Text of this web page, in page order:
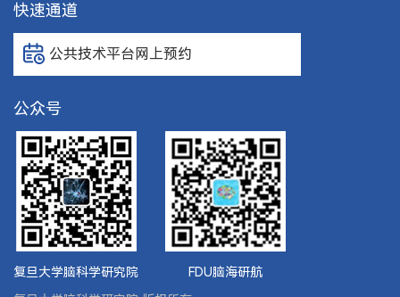
快速通道
公共技术平台网上预约
公众号
复旦大学脑科学研究院
FDU脑海研航